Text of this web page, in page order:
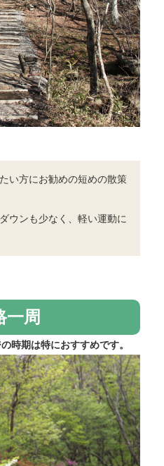
い方にお勧めの短めの散策
ウンも少なく、軽い運動に
一周
時期は特におすすめです。